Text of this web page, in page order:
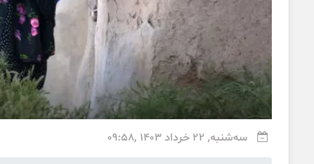
سه‌شنبه, 22 خرداد 1403 ,09:58